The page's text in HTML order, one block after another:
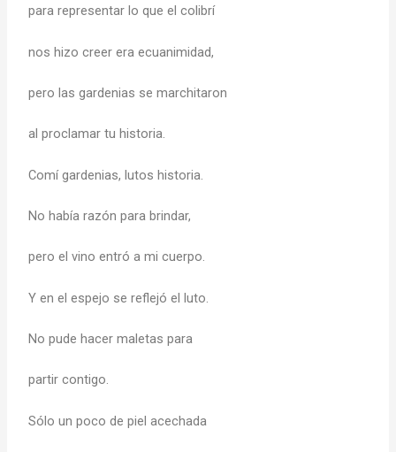
para representar lo que el colibrí
nos hizo creer era ecuanimidad,
pero las gardenias se marchitaron
al proclamar tu historia.
Comí gardenias, lutos historia.
No había razón para brindar,
pero el vino entró a mi cuerpo.
Y en el espejo se reflejó el luto.
No pude hacer maletas para
partir contigo.
Sólo un poco de piel acechada